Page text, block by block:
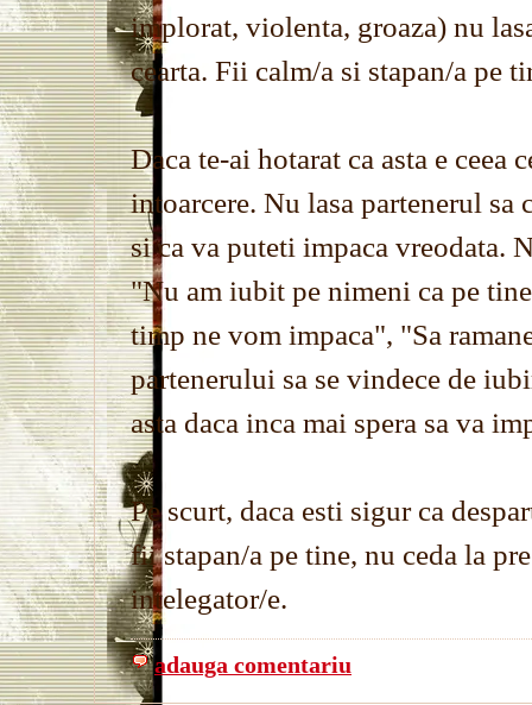
implorat, violenta, groaza) nu
cearta. Fii calm/a si stapan/a pe
Daca te-ai hotarat ca asta e ceea
intoarcere. Nu lasa partenerul sa
si ca va puteti impaca vreodata.
"Nu am iubit pe nimeni ca pe
timp ne vom impaca", "Sa
partenerului sa se vindece de
asta daca inca mai spera sa va
Pe scurt, daca esti sigur ca
fii stapan/a pe tine, nu ceda la
intelegator/e.
adauga comentariu